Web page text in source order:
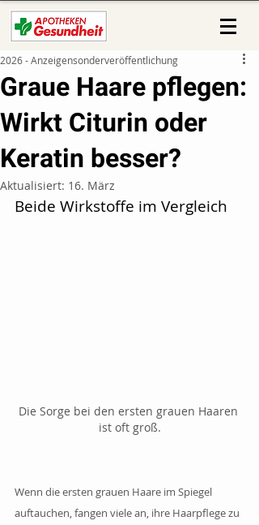
Graue Haare pflegen:
Wirkt Citurin oder
Keratin besser?
2026 - Anzeigensonderveröffentlichung
Aktualisiert: 16. März
Beide Wirkstoffe im Vergleich
Die Sorge bei den ersten grauen Haaren
ist oft groß.
Wenn die ersten grauen Haare im Spiegel
auftauchen, fangen viele an, ihre Haarpflege zu